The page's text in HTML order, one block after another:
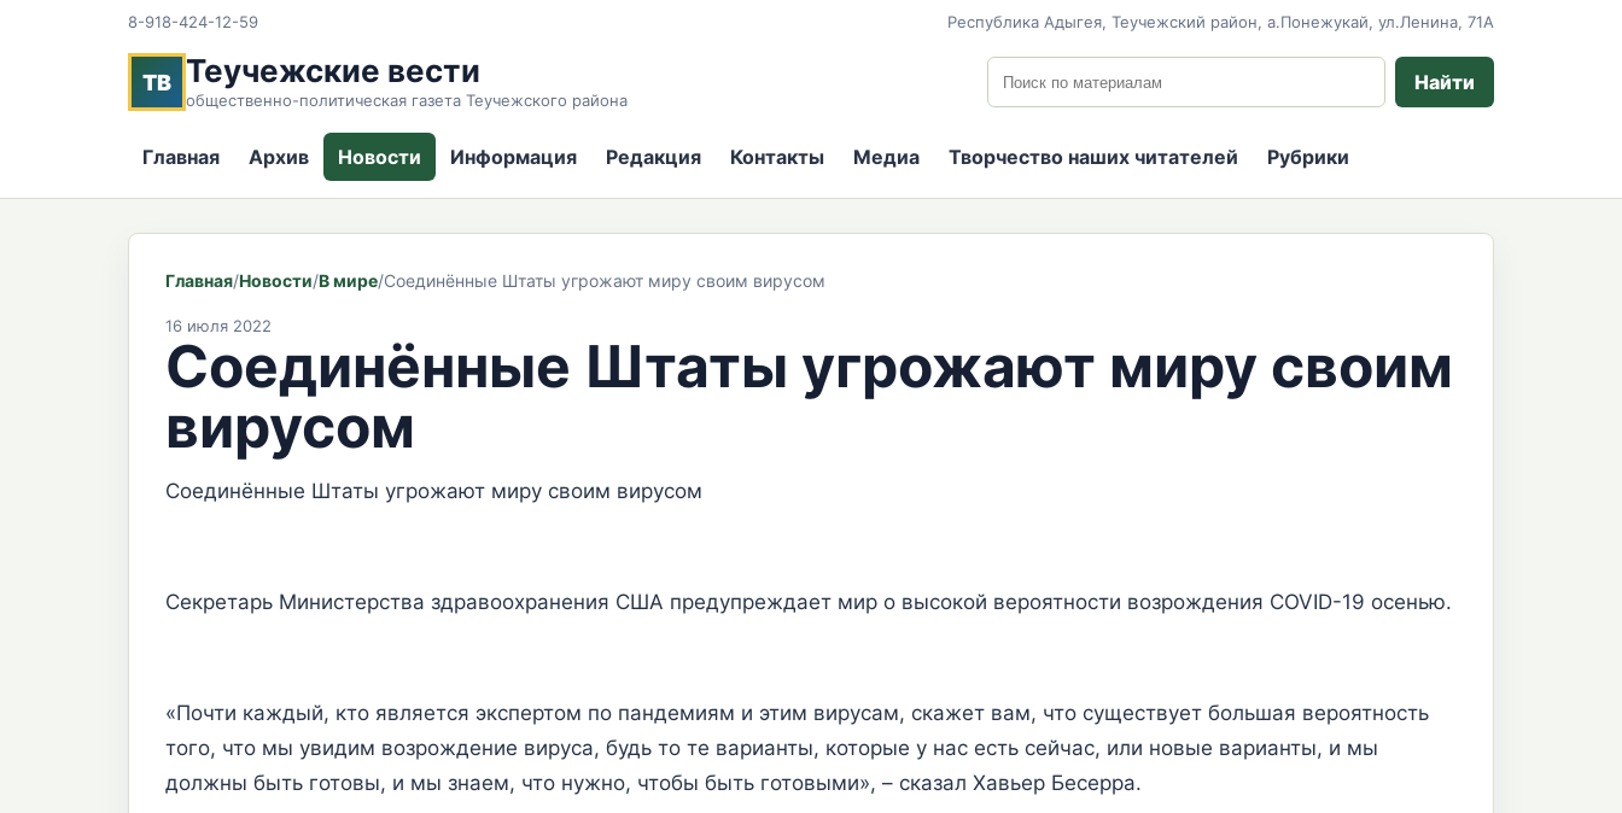
8-918-424-12-59 Республика Адыгея, Теучежский район, а.Понежукай, ул.Ленина, 71А
ТВ Теучежские вести
общественно-политическая газета Теучежского района
Поиск по сайту
Найти
Главная Архив Новости Информация Редакция Контакты Медиа Творчество наших читателей Рубрики
Главная/Новости/В мире/Соединённые Штаты угрожают миру своим вирусом
16 июля 2022
Соединённые Штаты угрожают миру своим
вирусом
Соединённые Штаты угрожают миру своим вирусом
Секретарь Министерства здравоохранения США предупреждает мир о высокой вероятности возрождения COVID-19 осенью.
«Почти каждый, кто является экспертом по пандемиям и этим вирусам, скажет вам, что существует большая вероятность
того, что мы увидим возрождение вируса, будь то те варианты, которые у нас есть сейчас, или новые варианты, и мы
должны быть готовы, и мы знаем, что нужно, чтобы быть готовыми», – сказал Хавьер Бесерра.